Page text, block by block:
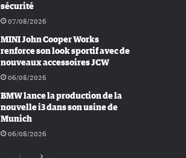
sécurité
07/08/2026
MINI John Cooper Works
renforce son look sportif avec de
nouveaux accessoires JCW
06/08/2026
BMW lance la production de la
nouvelle i3 dans son usine de
Munich
06/08/2026
Page